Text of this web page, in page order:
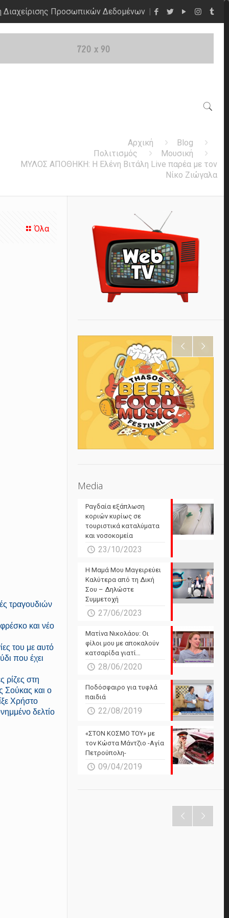
Διαχείρισης Προσωπικών Δεδομένων
Αρχική
Blog
Πολιτισμός
Μουσική
ΜΥΛΟΣ ΑΠΟΘΗΚΗ: Η Ελένη Βιτάλη Live παρέα με τον
Νίκο Ζιώγαλα
Όλα
τραγουδιών
και νέο
του με αυτό
που έχει
ρίζες στη
Σούκας και ο
Χρήστο
δελτίο
Media
Ραγδαία εξάπλωση
κοριών κυρίως σε
τουριστικά καταλύματα
και νοσοκομεία
23/10/2023
Η Μαμά Μου Μαγειρεύει
Καλύτερα από τη Δική
Σου – Δηλώστε
Συμμετοχή
27/06/2023
Ματίνα Νικολάου: Οι
φίλοι μου με αποκαλούν
κατσαρίδα γιατί…
28/06/2020
Ποδόσφαιρο για τυφλά
παιδιά
22/08/2019
«ΣΤΟΝ ΚΟΣΜΟ ΤΟΥ» με
τον Κώστα Μάντζιο -Αγία
Πετρούπολη-
09/04/2019